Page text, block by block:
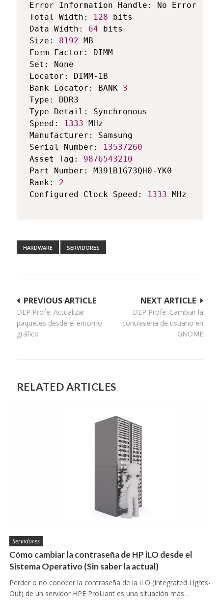
Error Information Handle: No Error
Total Width:
128 bits
Data Width: 64 bits
Size: 8192 MB
Form Factor: DIMM
Set: None
Locator: DIMM-1B
Bank Locator: BANK 3
Type: DDR3
Type Detail: Synchronous
Speed:
1333 MHz
Manufacturer: Samsung
Serial Number:
13537260
Asset Tag: 9876543210
Part Number: M391B1G73QH0-YK0
Rank: 2
Configured Clock Speed:
1333 MHz
HARDWARE SERVIDORES
Navegación
de
entradas
NEXT ARTICLE
DEP Profe: Cambiar la
contraseña de usuario en
GNOME
PREVIOUS ARTICLE
DEP Profe: Actualizar
paquetes desde el entorno
gráfico
RELATED ARTICLES
Servidores
Cómo cambiar la contraseña de HP iLO desde el
Sistema Operativo (Sin saber la actual)
Perder o no conocer la contraseña de la iLO (Integrated Lights-
Out) de un servidor HPE ProLiant es una situación más…